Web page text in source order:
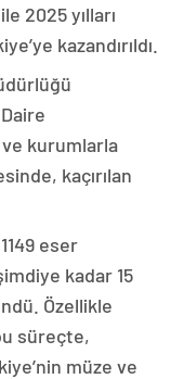
2025 yılları
kazandırıldı.
ve kurumlarla
kaçırılan
eser
kadar 15
Özellikle
süreçte,
müze ve